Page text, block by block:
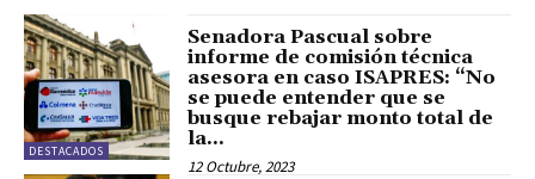
DESTACADOS
Senadora Pascual sobre
informe de comisión técnica
asesora en caso ISAPRES: “No
se puede entender que se
busque rebajar monto total de
la...
12 Octubre, 2023